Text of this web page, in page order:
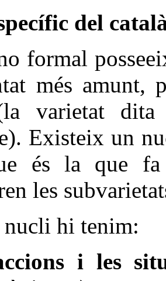
del
formal
més amunt,
varietat
Existeix un
és la que
les
nucli hi tenim:
i les